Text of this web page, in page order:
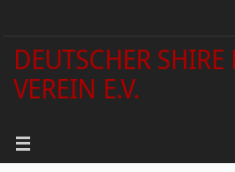
springen
DEUTSCHER SHIRE
VEREIN E.V.